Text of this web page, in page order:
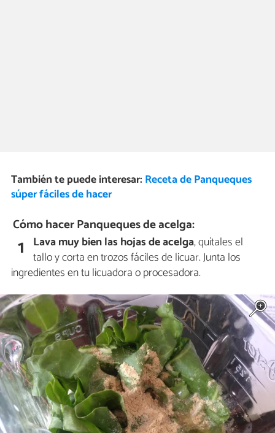
También te puede interesar: Receta de Panqueques
súper fáciles de hacer
Cómo hacer Panqueques de acelga:
1 Lava muy bien las hojas de acelga, quítales el
tallo y corta en trozos fáciles de licuar. Junta los
ingredientes en tu licuadora o procesadora.